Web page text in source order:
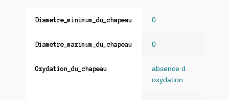
Diametre_minimum_du_chapeau 0
Diametre_maximum_du_chapeau 0
Oxydation_du_chapeau
absence d
oxydation